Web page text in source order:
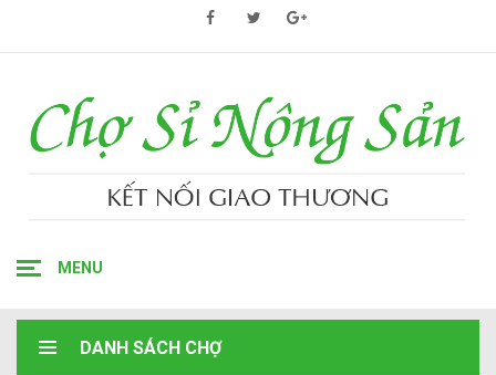
MENU
DANH SÁCH CHỢ